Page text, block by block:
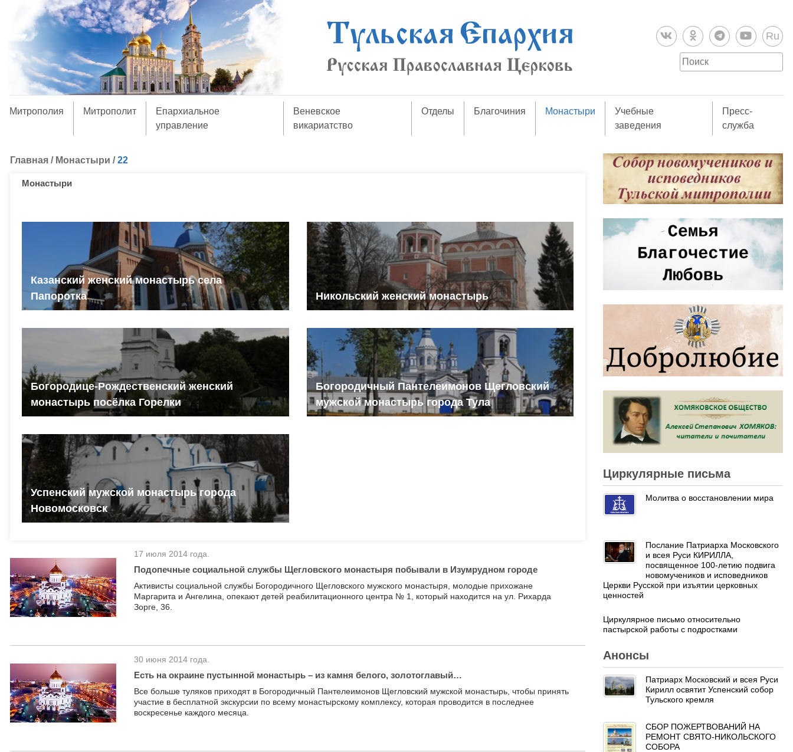
Ru
Митрополия Митрополит
Епархиальное
управление
Веневское
викариатство
Отделы Благочиния Монастыри
Учебные
заведения
Пресс-
служба
Главная / Монастыри /22
Монастыри
Казанский женский монастырь села
Папоротка
Никольский женский монастырь
Богородице-Рождественский женский
монастырь посёлка Горелки
Богородичный Пантелеимонов Щегловский
мужской монастырь города Тула
Успенский мужской монастырь города
Новомосковск
17 июля 2014 года.
Подопечные социальной службы Щегловского монастыря побывали в Изумрудном городе
Активисты социальной службы Богородичного Щегловского мужского монастыря, молодые прихожане
Маргарита и Ангелина, опекают детей реабилитационного центра № 1, который находится на ул. Рихарда
Зорге, 36.
30 июня 2014 года.
Есть на окраине пустынной монастырь – из камня белого, золотоглавый…
Все больше туляков приходят в Богородичный Пантелеимонов Щегловский мужской монастырь, чтобы принять
участие в бесплатной экскурсии по всему монастырскому комплексу, которая проводится в последнее
воскресенье каждого месяца.
Циркулярные письма
Молитва о восстановлении мира
Послание Патриарха Московского
и всея Руси КИРИЛЛА,
посвященное 100-летию подвига
новомучеников и исповедников
Церкви Русской при изъятии церковных
ценностей
Циркулярное письмо относительно
пастырской работы с подростками
Анонсы
Патриарх Московский и всея Руси
Кирилл освятит Успенский собор
Тульского кремля
СБОР ПОЖЕРТВОВАНИЙ НА
РЕМОНТ СВЯТО-НИКОЛЬСКОГО
СОБОРА